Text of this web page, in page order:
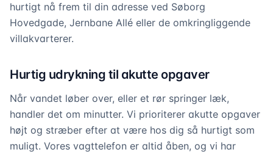
hurtigt nå frem til din adresse ved Søborg
Hovedgade, Jernbane Allé eller de omkringliggende
villakvarterer.
Hurtig udrykning til akutte opgaver
Når vandet løber over, eller et rør springer læk,
handler det om minutter. Vi prioriterer akutte opgaver
højt og stræber efter at være hos dig så hurtigt som
muligt. Vores vagttelefon er altid åben, og vi har